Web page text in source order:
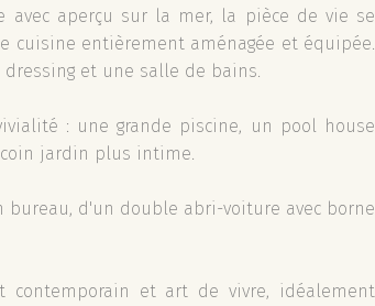
aperçu sur la mer, la pièce de vie se
cuisine entièrement aménagée et équipée.
et une salle de bains.
: une grande piscine, un pool house
jardin plus intime.
d'un double abri-voiture avec borne
contemporain et art de vivre, idéalement